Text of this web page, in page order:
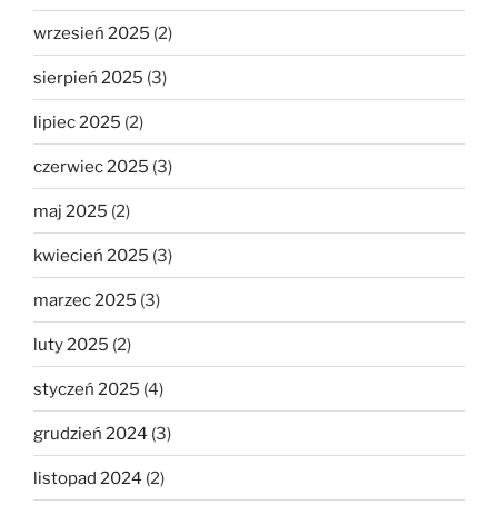
wrzesień 2025 (2)
sierpień 2025 (3)
lipiec 2025 (2)
czerwiec 2025 (3)
maj 2025 (2)
kwiecień 2025 (3)
marzec 2025 (3)
luty 2025 (2)
styczeń 2025 (4)
grudzień 2024 (3)
listopad 2024 (2)